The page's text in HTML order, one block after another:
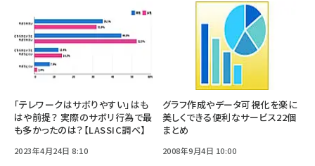
「テレワークはサボりやすい」はも
はや前提？ 実際のサボリ行為で最
も多かったのは？【LASSIC調べ】
2023年4月24日 8:10
グラフ作成やデータ可視化を楽に
美しくできる便利なサービス22個
まとめ
2008年9月4日 10:00